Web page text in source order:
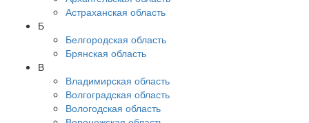
Астраханская область
Б
Белгородская область
Брянская область
В
Владимирская область
Волгоградская область
Вологодская область